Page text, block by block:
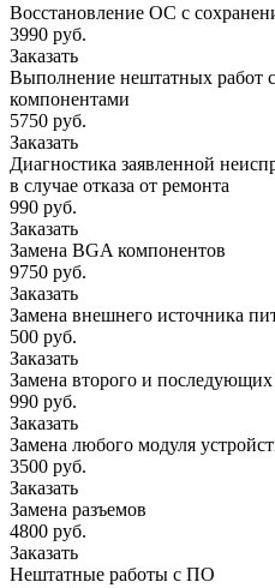
Восстановление ОС с
3990 руб.
Заказать
Выполнение нештатных работ
компонентами
5750 руб.
Заказать
Диагностика заявленной
в случае отказа от ремонта
990 руб.
Заказать
Замена BGA компонентов
9750 руб.
Заказать
Замена внешнего источника
500 руб.
Заказать
Замена второго и
990 руб.
Заказать
Замена любого модуля
3500 руб.
Заказать
Замена разъемов
4800 руб.
Заказать
Нештатные работы с ПО